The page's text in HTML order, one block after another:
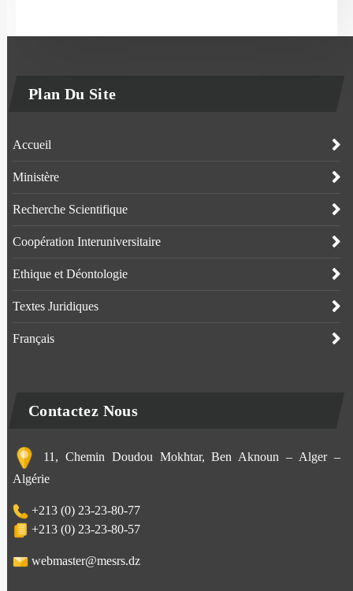
Plan Du Site
Accueil
Ministère
Recherche Scientifique
Coopération Interuniversitaire
Ethique et Déontologie
Textes Juridiques
Français
Contactez Nous
11, Chemin Doudou Mokhtar, Ben Aknoun – Alger –
Algérie
+213 (0) 23-23-80-77
+213 (0) 23-23-80-57
webmaster@mesrs.dz